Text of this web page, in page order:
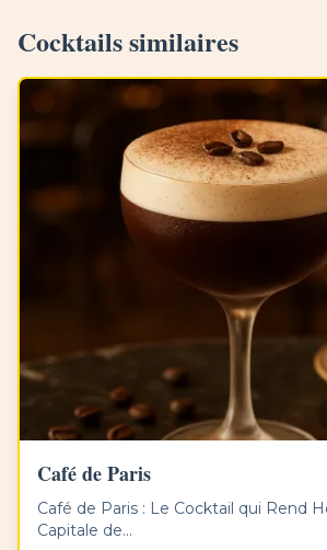
Cocktails similaires
Café de Paris
Café de Paris : Le Cocktail qui Rend
Capitale de...